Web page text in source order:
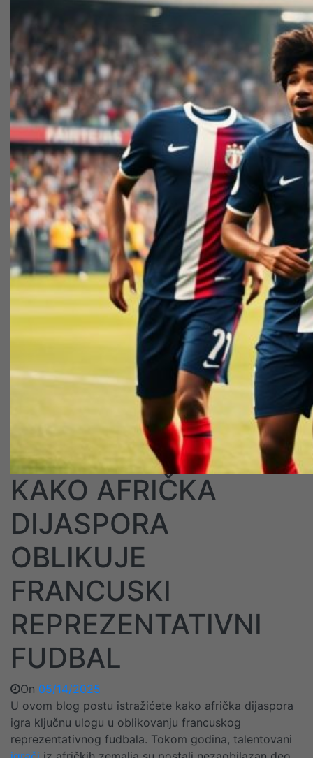
KAKO AFRIČKA
DIJASPORA
OBLIKUJE
FRANCUSKI
REPREZENTATIVNI
FUDBAL
On 05/14/2025
U ovom blog postu istražićete kako afrička dijaspora
igra ključnu ulogu u oblikovanju francuskog
reprezentativnog fudbala. Tokom godina, talentovani